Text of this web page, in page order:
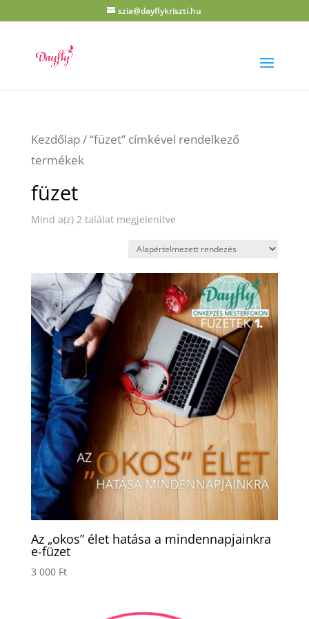
szia@dayflykriszti.hu
Kezdőlap/ “füzet” címkével rendelkező
termékek
füzet
Mind a(z) 2 találat megjelenítve
Az „okos” élet hatása a mindennapjainkra
e-füzet
3 000 Ft